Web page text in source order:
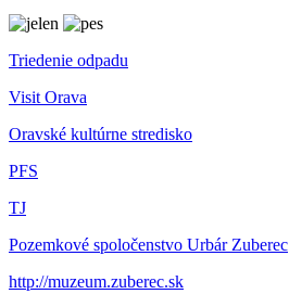
Triedenie odpadu
Visit Orava
Oravské kultúrne stredisko
PFS
TJ
Pozemkové spoločenstvo Urbár Zuberec
http://muzeum.zuberec.sk